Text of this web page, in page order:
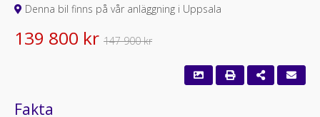
Denna bil finns på vår anläggning i Uppsala
139 800 kr 147 900 kr
Fakta